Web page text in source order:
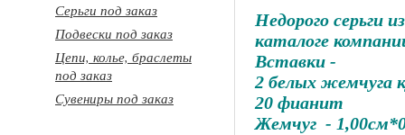
Недорого серьги
каталоге
Вставки -
2 белых жемчуга
20 фианит
Жемчуг -
Серьги под заказ
Подвески под заказ
Цепи, колье, браслеты
под заказ
Сувениры под заказ